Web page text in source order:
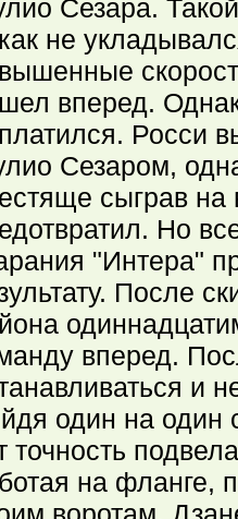
Сезара.
не
вперед.
Росси
Сезаром,
сыграв на
Но
"Интера"
После
вперед.
и
один на один
точность
на фланге,